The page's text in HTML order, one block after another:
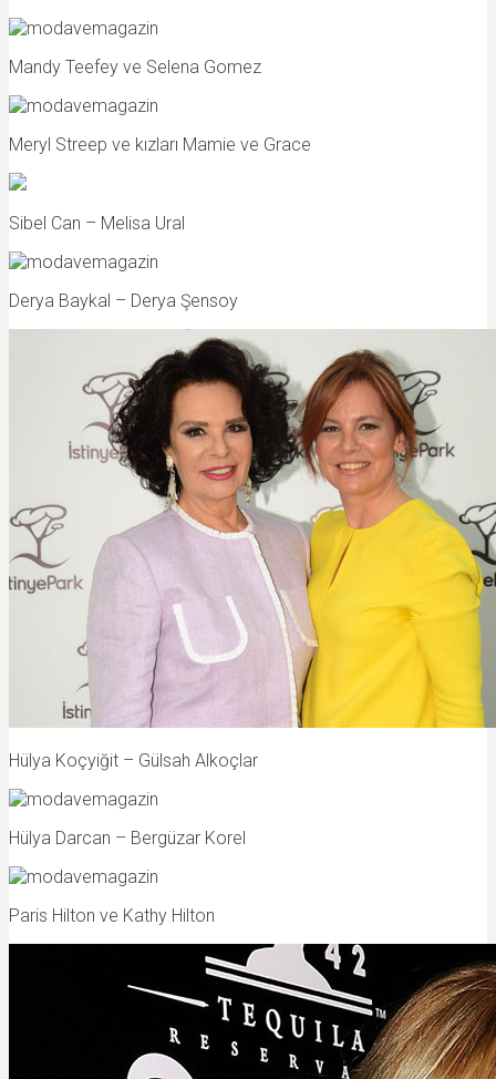
Mandy Teefey ve Selena Gomez
Meryl Streep ve kızları Mamie ve Grace
Sibel Can – Melisa Ural
Derya Baykal – Derya Şensoy
Hülya Koçyiğit – Gülsah Alkoçlar
Hülya Darcan – Bergüzar Korel
Paris Hilton ve Kathy Hilton